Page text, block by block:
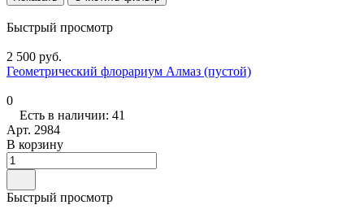
Быстрый просмотр
2 500 руб.
Геометрический флорариум Алмаз (пустой)
0
Есть в наличии: 41
Арт. 2984
В корзину
Быстрый просмотр